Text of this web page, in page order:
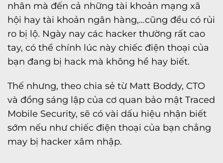
nhân mà đến cả những tài khoản mạng xã
hội hay tài khoản ngân hàng,…cũng đều có rủi
ro bị lộ. Ngày nay các hacker thường rất cao
tay, có thể chính lúc này chiếc điện thoại của
bạn đang bị hack mà không hề hay biết.
Thế nhưng, theo chia sẻ từ Matt Boddy, CTO
và đồng sáng lập của cơ quan bảo mật Traced
Mobile Security, sẽ có vài dấu hiệu nhận biết
sớm nếu như chiếc điện thoại của bạn chẳng
may bị hacker xâm nhập.